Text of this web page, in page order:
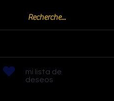
mi lista de
deseos